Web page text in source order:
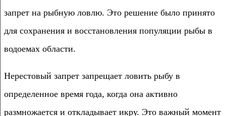
запрет на рыбную ловлю. Это решение было принято
для сохранения и восстановления популяции рыбы в
водоемах области.
Нерестовый запрет запрещает ловить рыбу в
определенное время года, когда она активно
размножается и откладывает икру. Это важный момент